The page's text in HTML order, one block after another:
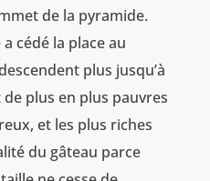
de la pyramide.
cédé la place au
plus jusqu’à
plus en plus pauvres
et les plus riches
du gâteau parce